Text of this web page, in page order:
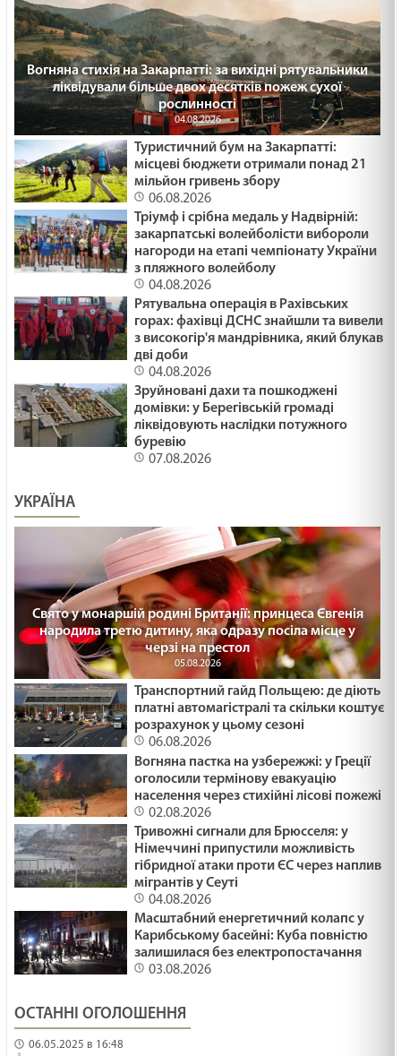
Вогняна стихія на Закарпатті: за вихідні рятувальники
ліквідували більше двох десятків пожеж сухої
рослинності
04.08.2026
Туристичний бум на Закарпатті:
місцеві бюджети отримали понад 21
мільйон гривень збору
06.08.2026
Тріумф і срібна медаль у Надвірній:
закарпатські волейболісти вибороли
нагороди на етапі чемпіонату України
з пляжного волейболу
04.08.2026
Рятувальна операція в Рахівських
горах: фахівці ДСНС знайшли та вивели
з високогір'я мандрівника, який блукав
дві доби
04.08.2026
Зруйновані дахи та пошкоджені
домівки: у Берегівській громаді
ліквідовують наслідки потужного
буревію
07.08.2026
УКРАЇНА
Свято у монаршій родині Британії: принцеса Євгенія
народила третю дитину, яка одразу посіла місце у
черзі на престол
05.08.2026
Транспортний гайд Польщею: де діють
платні автомагістралі та скільки коштує
розрахунок у цьому сезоні
06.08.2026
Вогняна пастка на узбережжі: у Греції
оголосили термінову евакуацію
населення через стихійні лісові пожежі
02.08.2026
Тривожні сигнали для Брюсселя: у
Німеччині припустили можливість
гібридної атаки проти ЄС через наплив
мігрантів у Сеуті
04.08.2026
Масштабний енергетичний колапс у
Карибському басейні: Куба повністю
залишилася без електропостачання
03.08.2026
ОСТАННІ ОГОЛОШЕННЯ
06.05.2025 в 16:48